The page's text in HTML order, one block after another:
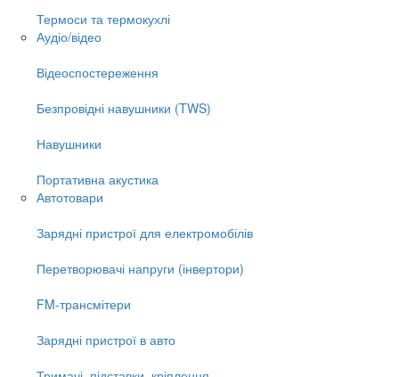
Термоси та термокухлі
Аудіо/відео
Відеоспостереження
Безпровідні навушники (TWS)
Навушники
Портативна акустика
Автотовари
Зарядні пристрої для електромобілів
Перетворювачі напруги (інвертори)
FM-трансмітери
Зарядні пристрої в авто